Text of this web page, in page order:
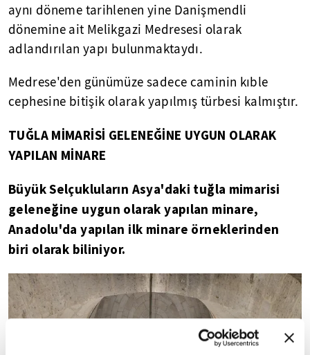
aynı döneme tarihlenen yine Danişmendli
dönemine ait Melikgazi Medresesi olarak
adlandırılan yapı bulunmaktaydı.
Medrese'den günümüze sadece caminin kıble
cephesine bitişik olarak yapılmış türbesi kalmıştır.
TUĞLA MİMARİSİ GELENEĞİNE UYGUN OLARAK
YAPILAN MİNARE
Büyük Selçukluların Asya'daki tuğla mimarisi
geleneğine uygun olarak yapılan minare,
Anadolu'da yapılan ilk minare örneklerinden
biri olarak biliniyor.